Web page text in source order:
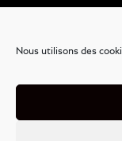
Nous utilisons des